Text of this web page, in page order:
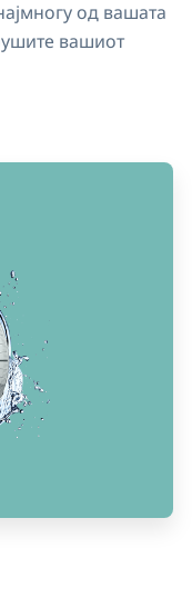
од вашата
вашиот